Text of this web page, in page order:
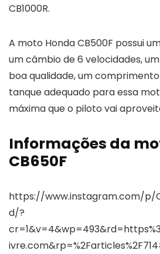
CB1000R.
A moto Honda CB500F possui
um câmbio de 6 velocidades,
boa qualidade, um
tanque adequado para essa
máxima que o piloto vai
Informações da
CB650F
https://www.instagram.com/p/
d/?